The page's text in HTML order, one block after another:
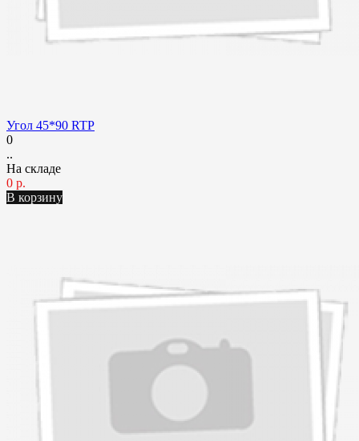
Угол 45*90 RTP
0
..
На складе
0 р.
В корзину